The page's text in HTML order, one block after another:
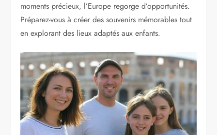
moments précieux, l’Europe regorge d’opportunités.
Préparez-vous à créer des souvenirs mémorables tout
en explorant des lieux adaptés aux enfants.